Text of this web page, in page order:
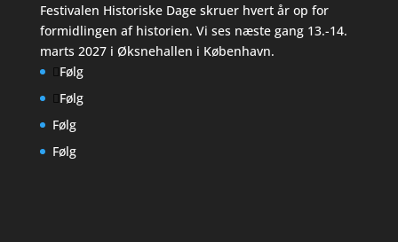
Festivalen Historiske Dage skruer hvert år op for
formidlingen af historien. Vi ses næste gang 13.-14.
marts 2027 i Øksnehallen i København.
Følg
Følg
Følg
Følg